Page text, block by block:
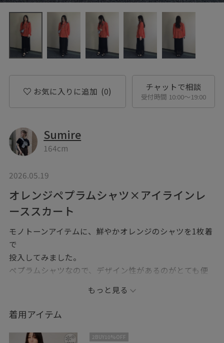
お気に入りに追加 (0) チャットで相談
受付時間 10:00〜19:00
Sumire
164cm
2026.05.19
オレンジペプラムシャツ×アイラインレ
ーススカート
モノトーンアイテムに、鮮やかオレンジのシャツを1枚着
で
投入してみました。
ペプラムシャツなので、デザイン性があるのがとても便
スカートはアイラインシルエットと合わせて
すっきり見せるスタイルができます。
もっと見る
着用アイテム
2BUY10%OFF